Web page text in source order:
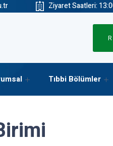
Ziyaret Saatleri:
Tıbbi Bölümler